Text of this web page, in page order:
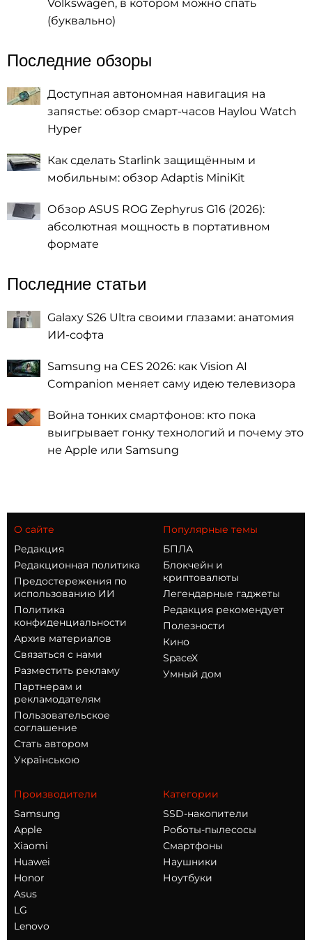
Volkswagen, в котором можно спать
(буквально)
Последние обзоры
Доступная автономная навигация на
запястье: обзор смарт-часов Haylou Watch
Hyper
Как сделать Starlink защищённым и
мобильным: обзор Adaptis MiniKit
Обзор ASUS ROG Zephyrus G16 (2026):
абсолютная мощность в портативном
формате
Последние статьи
Galaxy S26 Ultra своими глазами: анатомия
ИИ-софта
Samsung на CES 2026: как Vision AI
Companion меняет саму идею телевизора
Война тонких смартфонов: кто пока
выигрывает гонку технологий и почему это
не Apple или Samsung
О сайте
Редакция
Редакционная политика
Предостережения по
использованию ИИ
Политика
конфиденциальности
Архив материалов
Связаться с нами
Разместить рекламу
Партнерам и
рекламодателям
Пользовательское
соглашение
Стать автором
Українською
Популярные темы
БПЛА
Блокчейн и
криптовалюты
Легендарные гаджеты
Редакция рекомендует
Полезности
Кино
SpaceX
Умный дом
Производители
Samsung
Apple
Xiaomi
Huawei
Honor
Asus
LG
Lenovo
Категории
SSD-накопители
Роботы-пылесосы
Смартфоны
Наушники
Ноутбуки